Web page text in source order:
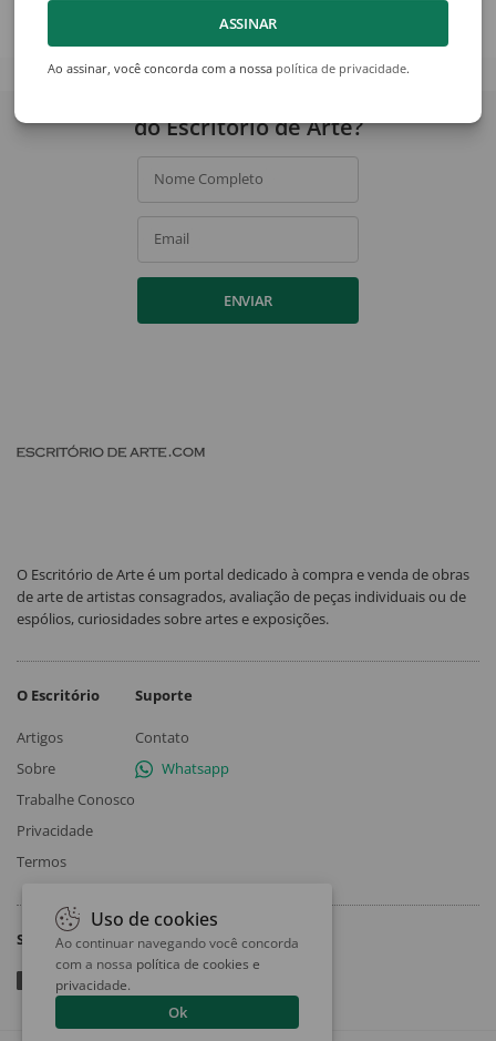
ASSINAR
Ao assinar, você concorda com a nossa política de privacidade.
do Escritório de Arte?
Nome Completo
Email
ENVIAR
O Escritório de Arte é um portal dedicado à compra e venda de obras
de arte de artistas consagrados, avaliação de peças individuais ou de
espólios, curiosidades sobre artes e exposições.
O Escritório
Artigos
Sobre
Trabalhe Conosco
Privacidade
Termos
Suporte
Contato
Whatsapp
Siga
Uso de cookies
Ao continuar navegando você concorda
com a nossa política de cookies e
privacidade.
Ok